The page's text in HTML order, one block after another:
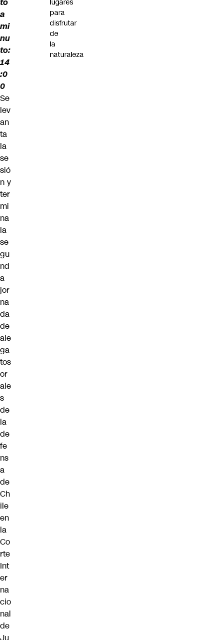
a
mi
nu
to:
14
:0
0
Se
lev
an
ta
la
se
sió
n y
ter
mi
na
la
se
gu
nd
a
jor
na
da
de
ale
ga
tos
or
ale
s
de
la
de
fe
ns
a
de
Ch
ile
en
la
Co
rte
Int
er
na
cio
nal
de
Ju
lugares
para
disfrutar
de
la
naturaleza